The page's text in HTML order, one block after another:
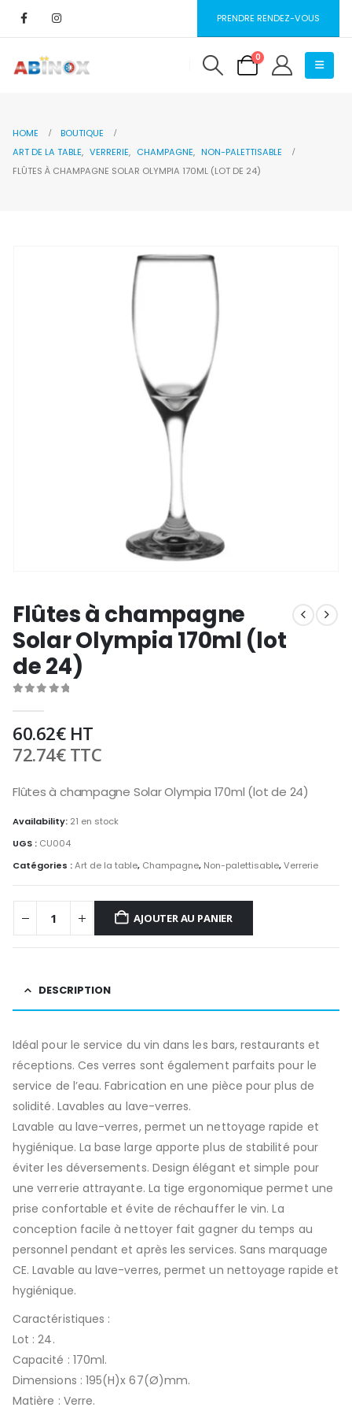
PRENDRE RENDEZ-VOUS
0
HOME
BOUTIQUE
ART DE LA TABLE, VERRERIE, CHAMPAGNE, NON-PALETTISABLE
FLÛTES À CHAMPAGNE SOLAR OLYMPIA 170ML (LOT DE 24)
Flûtes à champagne
Solar Olympia 170ml (lot
de 24)
60.62€HT
72.74€TTC
Flûtes à champagne Solar Olympia 170ml (lot de 24)
Availability: 21 en stock
UGS : CU004
Catégories :Art de la table, Champagne, Non-palettisable,Verrerie
AJOUTER AU PANIER
DESCRIPTION
Idéal pour le service du vin dans les bars, restaurants et
réceptions. Ces verres sont également parfaits pour le
service de l’eau. Fabrication en une pièce pour plus de
solidité. Lavables au lave-verres.
Lavable au lave-verres, permet un nettoyage rapide et
hygiénique. La base large apporte plus de stabilité pour
éviter les déversements. Design élégant et simple pour
une verrerie attrayante. La tige ergonomique permet une
prise confortable et évite de réchauffer le vin. La
conception facile à nettoyer fait gagner du temps au
personnel pendant et après les services. Sans marquage
CE. Lavable au lave-verres, permet un nettoyage rapide et
hygiénique.
Caractéristiques :
Lot : 24.
Capacité : 170ml.
Dimensions : 195(H)x 67(Ø)mm.
Matière : Verre.